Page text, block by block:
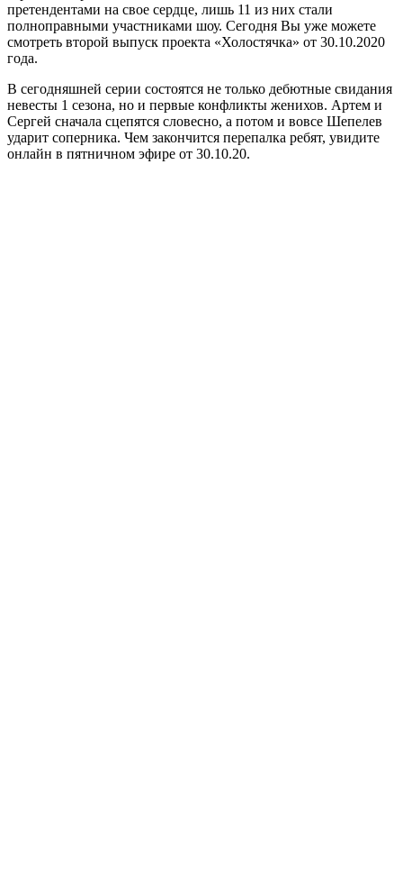
претендентами на свое сердце, лишь 11 из них стали
полноправными участниками шоу. Сегодня Вы уже можете
смотреть второй выпуск проекта «Холостячка» от 30.10.2020
года.
В сегодняшней серии состоятся не только дебютные свидания
невесты 1 сезона, но и первые конфликты женихов. Артем и
Сергей сначала сцепятся словесно, а потом и вовсе Шепелев
ударит соперника. Чем закончится перепалка ребят, увидите
онлайн в пятничном эфире от 30.10.20.